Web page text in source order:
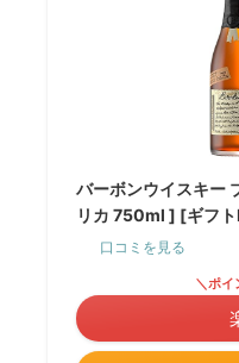
バーボンウイスキー
リカ 750ml ] [ギフ
口コミを見る
＼ポイ